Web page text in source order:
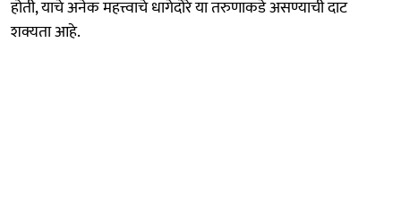
होती, याचे अनेक महत्त्वाचे धागेदोरे या तरुणाकडे असण्याची दाट
शक्यता आहे.